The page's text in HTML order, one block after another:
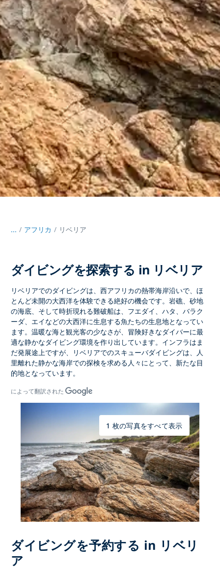
... / アフリカ リベリア
ダイビングを探索する in リベリア
リベリアでのダイビングは、西アフリカの熱帯海岸沿いで、ほ
とんど未開の大西洋を体験できる絶好の機会です。岩礁、砂地
の海底、そして時折現れる難破船は、フエダイ、ハタ、バラク
ーダ、エイなどの大西洋に生息する魚たちの生息地となってい
ます。温暖な海と観光客の少なさが、冒険好きなダイバーに最
適な静かなダイビング環境を作り出しています。インフラはま
だ発展途上ですが、
リベリアでのスキューバダイビングは、 人
里離れた静かな海岸での探検を求める人々にとって、新たな目
的地となっています。
によって翻訳された
1 枚の写真をすべて表示
ダイビングを予約する in リベリ
ア